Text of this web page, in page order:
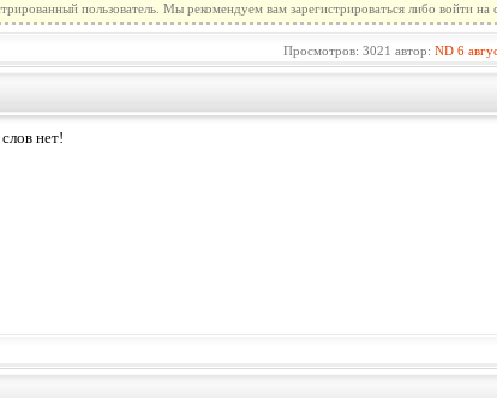
пользователь. Мы рекомендуем вам зарегистрироваться либо войти на
Просмотров: 3021 автор: ND 6
нет!